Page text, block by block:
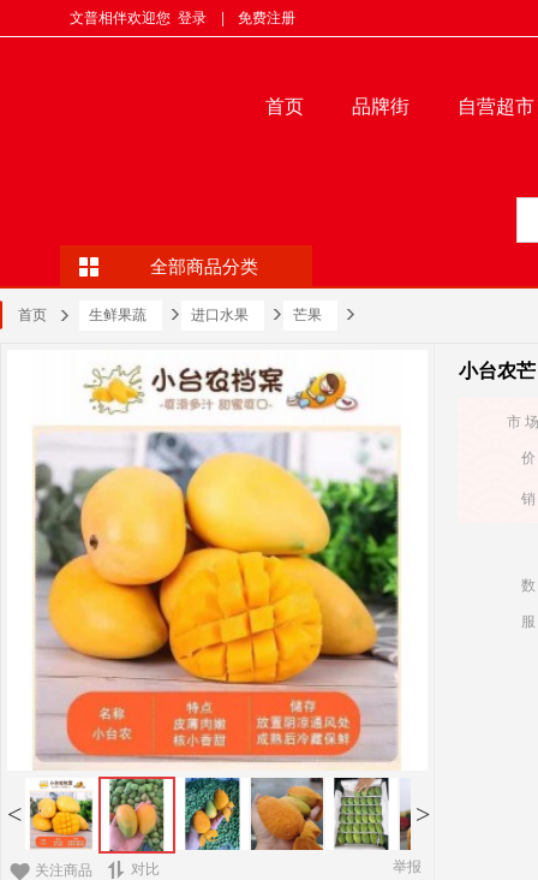
文普相伴欢迎您 登录 免费注册
首页 品牌街 自营超市
全部商品分类
首页 生鲜果蔬 进口水果 芒果
< >
关注商品 对比 举报
小台农芒
市